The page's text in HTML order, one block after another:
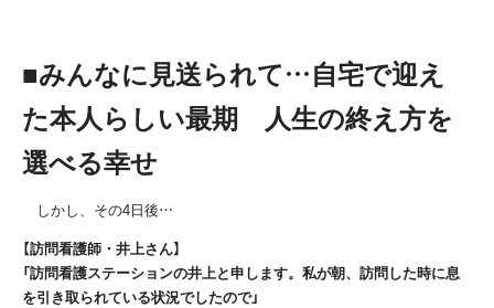
■みんなに見送られて…自宅で迎え
た本人らしい最期 人生の終え方を
選べる幸せ
しかし、その4日後…
【訪問看護師・井上さん】
「訪問看護ステーションの井上と申します。私が朝、訪問した時に息
を引き取られている状況でしたので」